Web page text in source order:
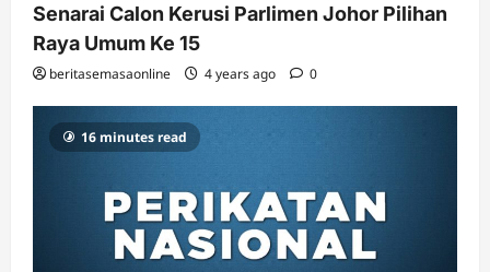
Senarai Calon Kerusi Parlimen Johor Pilihan
Raya Umum Ke 15
beritasemasaonline 4 years ago 0
16 minutes read